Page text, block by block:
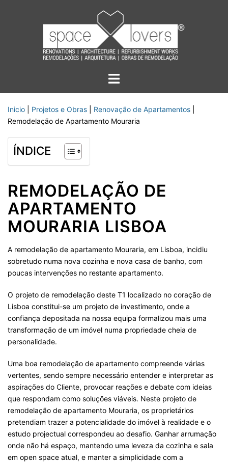
Alternar
Inicio Projetos e Obras Renovação de Apartamentos
Remodelação de Apartamento Mouraria
ÍNDICE
REMODELAÇÃO DE
APARTAMENTO
MOURARIA LISBOA
A remodelação de apartamento Mouraria, em Lisboa, incidiu
sobretudo numa nova cozinha e nova casa de banho, com
poucas intervenções no restante apartamento.
O projeto de remodelação deste T1 localizado no coração de
Lisboa constitui-se um projeto de investimento, onde a
confiança depositada na nossa equipa formalizou mais uma
transformação de um imóvel numa propriedade cheia de
personalidade.
Uma boa remodelação de apartamento compreende várias
vertentes, sendo sempre necessário entender e interpretar as
aspirações do Cliente, provocar reações e debate com ideias
que respondam como soluções viáveis. Neste projeto de
remodelação de apartamento Mouraria, os proprietários
pretendiam trazer a potencialidade do imóvel à realidade e o
estudo projectual correspondeu ao desafio. Ganhar arrumação
onde não há espaço, mantendo uma leveza da cozinha e sala
em open space atual, e manter a simplicidade com a